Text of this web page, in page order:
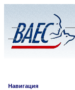
Навигация